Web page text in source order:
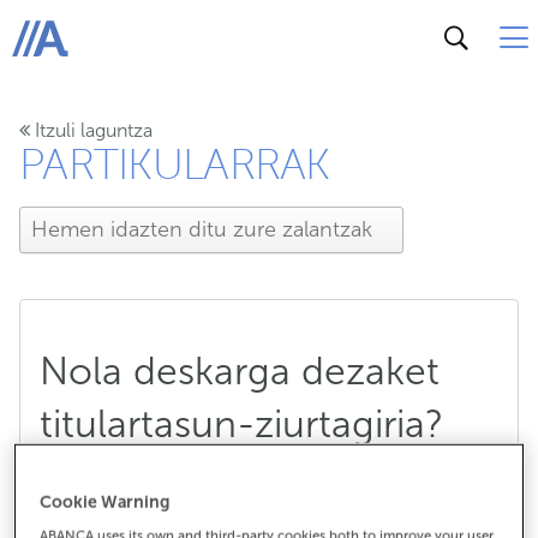
ABANCA
Itzuli laguntza
PARTIKULARRAK
Nola deskarga dezaket
titulartasun-ziurtagiria?
Cookie Warning